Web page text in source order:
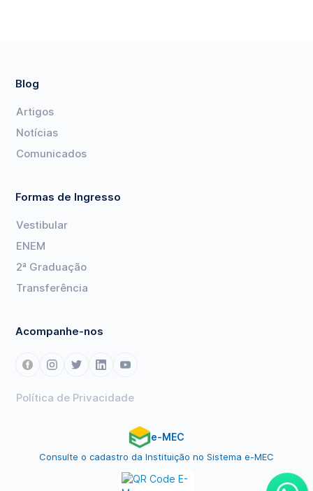
Blog
Artigos
Notícias
Comunicados
Formas de Ingresso
Vestibular
ENEM
2ª Graduação
Transferência
Acompanhe-nos
Política de Privacidade
e-MEC
Consulte o cadastro da Instituição no Sistema e-MEC